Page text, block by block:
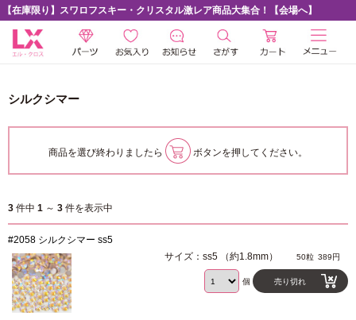
【在庫限り】スワロフスキー・クリスタル激レア商品大集合！【会場へ】
シルクシマー
商品を選び終わりましたら ボタンを押してください。
3 件中 1 ～ 3 件を表示中
#2058 シルクシマー ss5
サイズ：ss5 （約1.8mm） 50粒 389円
個 売り切れ